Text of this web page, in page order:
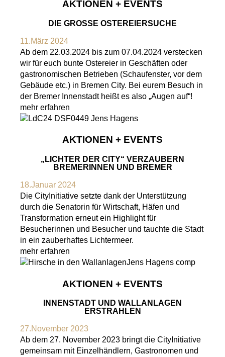
AKTIONEN + EVENTS
DIE GROSSE OSTEREIERSUCHE
11.März 2024
Ab dem 22.03.2024 bis zum 07.04.2024 verstecken
wir für euch bunte Ostereier in Geschäften oder
gastronomischen Betrieben (Schaufenster, vor dem
Gebäude etc.) in Bremen City. Bei eurem Besuch in
der Bremer Innenstadt heißt es also „Augen auf“!
mehr erfahren
AKTIONEN + EVENTS
„LICHTER DER CITY“ VERZAUBERN
BREMERINNEN UND BREMER
18.Januar 2024
Die CityInitiative setzte dank der Unterstützung
durch die Senatorin für Wirtschaft, Häfen und
Transformation erneut ein Highlight für
Besucherinnen und Besucher und tauchte die Stadt
in ein zauberhaftes Lichtermeer.
mehr erfahren
AKTIONEN + EVENTS
INNENSTADT UND WALLANLAGEN
ERSTRAHLEN
27.November 2023
Ab dem 27. November 2023 bringt die CityInitiative
gemeinsam mit Einzelhändlern, Gastronomen und